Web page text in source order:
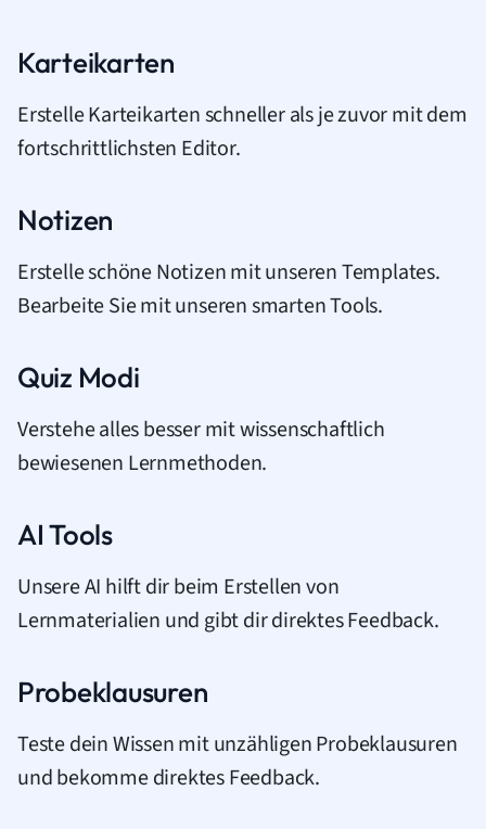
Karteikarten
Erstelle Karteikarten schneller als je zuvor mit dem
fortschrittlichsten Editor.
Notizen
Erstelle schöne Notizen mit unseren Templates.
Bearbeite Sie mit unseren smarten Tools.
Quiz Modi
Verstehe alles besser mit wissenschaftlich
bewiesenen Lernmethoden.
AI Tools
Unsere AI hilft dir beim Erstellen von
Lernmaterialien und gibt dir direktes Feedback.
Probeklausuren
Teste dein Wissen mit unzähligen Probeklausuren
und bekomme direktes Feedback.